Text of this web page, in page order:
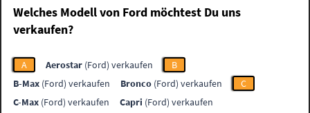
Welches Modell von Ford möchtest Du uns
verkaufen?
A Aerostar (Ford) verkaufen
B
B-Max (Ford) verkaufen Bronco (Ford) verkaufen
C
C-Max (Ford) verkaufen Capri (Ford) verkaufen